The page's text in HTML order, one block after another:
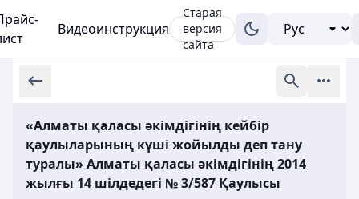
Видеоинструкция
Старая
версия
сайта
«Алматы қаласы әкімдігінің кейбір
қаулыларының күші жойылды деп тану
туралы» Алматы қаласы әкімдігінің 2014
жылғы 14 шілдедегі № 3/587 Қаулысы